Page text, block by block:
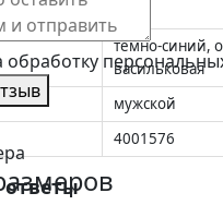
темно-синий,
васильковая
мужской
4001576
обработку